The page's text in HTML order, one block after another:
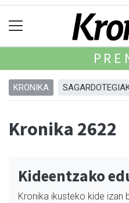
KRONIKA
Kronika 2622
Kideentzako
Kronika ikusteko kide izan